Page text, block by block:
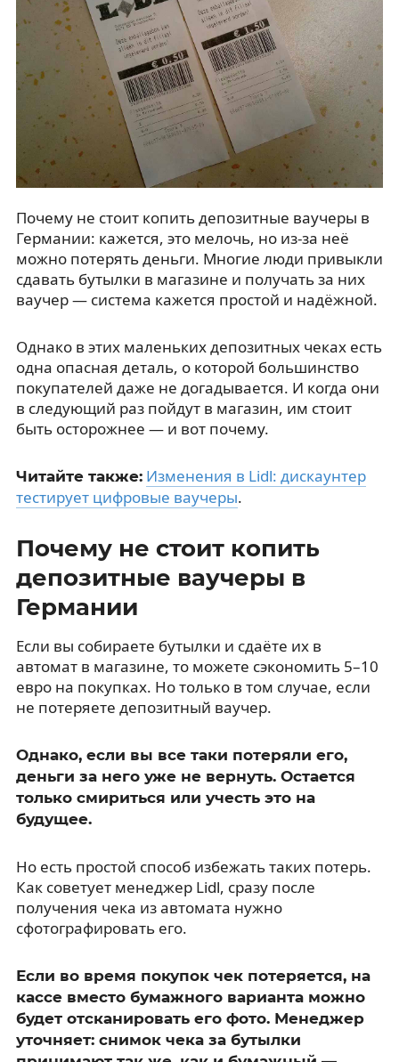
Почему не стоит копить депозитные ваучеры в
Германии: кажется, это мелочь, но из-за неё
можно потерять деньги. Многие люди привыкли
сдавать бутылки в магазине и получать за них
ваучер — система кажется простой и надёжной.
Однако в этих маленьких депозитных чеках есть
одна опасная деталь, о которой большинство
покупателей даже не догадывается. И когда они
в следующий раз пойдут в магазин, им стоит
быть осторожнее — и вот почему.
Читайте также: Изменения в Lidl: дискаунтер
тестирует цифровые ваучеры.
Почему не стоит копить
депозитные ваучеры в
Германии
Если вы собираете бутылки и сдаёте их в
автомат в магазине, то можете сэкономить 5–10
евро на покупках. Но только в том случае, если
не потеряете депозитный ваучер.
Однако, если вы все таки потеряли его,
деньги за него уже не вернуть. Остается
только смириться или учесть это на
будущее.
Но есть простой способ избежать таких потерь.
Как советует менеджер Lidl, сразу после
получения чека из автомата нужно
сфотографировать его.
Если во время покупок чек потеряется, на
кассе вместо бумажного варианта можно
будет отсканировать его фото. Менеджер
уточняет: снимок чека за бутылки